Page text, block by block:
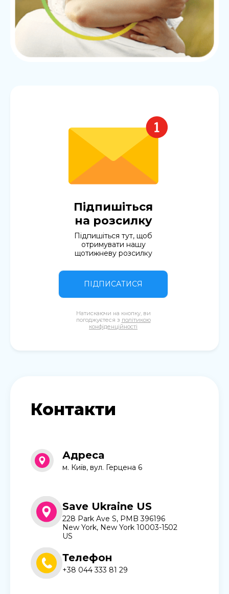
Підпишіться
на розсилку
Підпишіться тут, щоб
отримувати нашу
щотижневу розсилку
ПІДПИСАТИСЯ
Натискаючи на кнопку, ви
погоджуєтеся з політикою
конфіденційності
Контакти
Адреса
м. Київ, вул. Герцена 6
Save Ukraine US
228 Park Ave S, PMB 396196
New York, New York 10003-1502
US
Телефон
+38 044 333 81 29